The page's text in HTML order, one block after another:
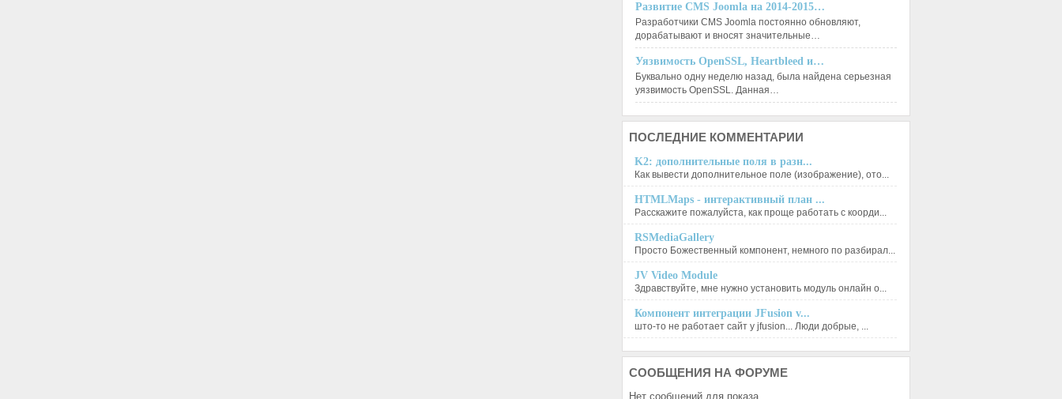
Развитие CMS Joomla на 2014-2015…
Разработчики CMS Joomla постоянно обновляют,
дорабатывают и вносят значительные…
Уязвимость OpenSSL, Heartbleed и…
Буквально одну неделю назад, была найдена серьезная
уязвимость OpenSSL. Данная…
ПОСЛЕДНИЕ КОММЕНТАРИИ
K2: дополнительные поля в разн...
Как вывести дополнительное поле (изображение), ото...
HTMLMaps - интерактивный план ...
Расскажите пожалуйста, как проще работать с коорди...
RSMediaGallery
Просто Божественный компонент, немного по разбирал...
JV Video Module
Здравствуйте, мне нужно установить модуль онлайн о...
Компонент интеграции JFusion v...
што-то не работает сайт у jfusion... Люди добрые, ...
СООБЩЕНИЯ НА ФОРУМЕ
Нет сообщений для показа